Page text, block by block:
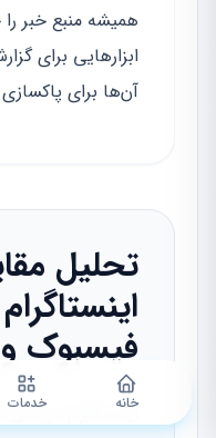
همیشه منبع خبر
ابزارهایی برای
آن‌ها برای پاکسازی
تحلیل
فیسبوک و
خانه خدمات